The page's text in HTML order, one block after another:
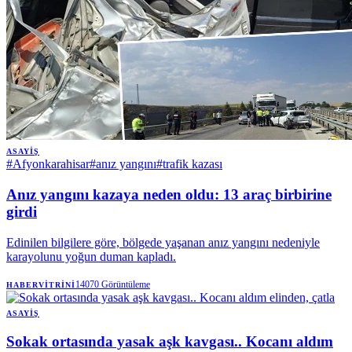
ASAYIŞ
#Afyonkarahisar#anız yangını#trafik kazası
Anız yangını kazaya neden oldu: 13 araç birbirine
girdi
Edinilen bilgilere göre, bölgede yaşanan anız yangını nedeniyle
karayolunu yoğun duman kapladı.
HABERVITRINI14070 Görüntüleme
ASAYIŞ
Sokak ortasında yasak aşk kavgası.. Kocanı aldım